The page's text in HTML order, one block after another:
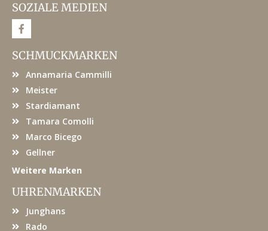
SOZIALE MEDIEN
F
a
e
b
o
SCHMUCKMARKEN
Annamaria Cammilli
Meister
Stardiamant
Tamara Comolli
Marco Bicego
Gellner
Weitere Marken
UHRENMARKEN
Junghans
Rado